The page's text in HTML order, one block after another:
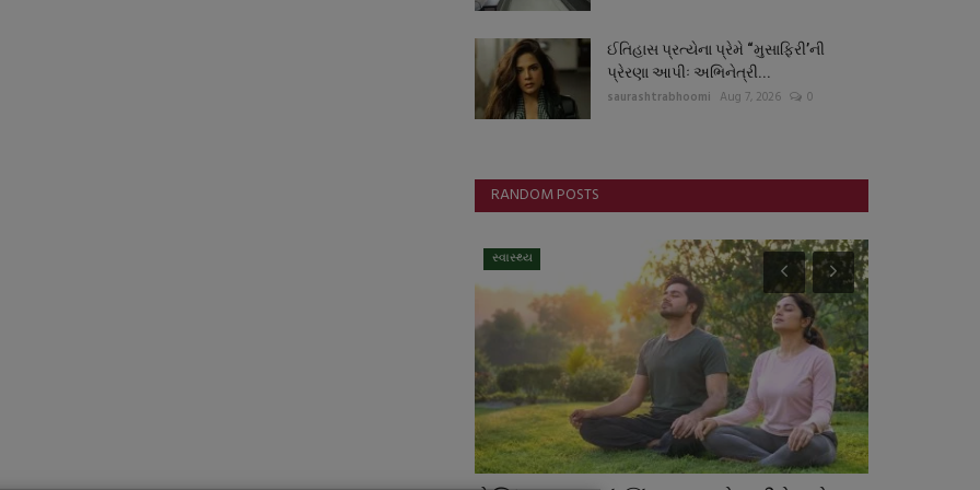
ઈતિહાસ પ્રત્યેના પ્રેમે “મુસાફિરી’ની
પ્રેરણા આપીઃ અભિનેત્રી...
saurashtrabhoomi Aug 7, 2026 0
RANDOM POSTS
સ્વાસ્થ્ય